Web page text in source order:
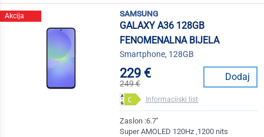
Akcija
samsung
GALAXY A36 128GB
FENOMENALNA BIJELA
Smartphone, 128GB
229 €
249 €
Dodaj
Informacijski list
Zaslon :6.7''
Super AMOLED 120Hz ,1200 nits